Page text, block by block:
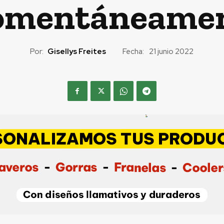
Por: Gisellys Freites Fecha: 21 junio 2022